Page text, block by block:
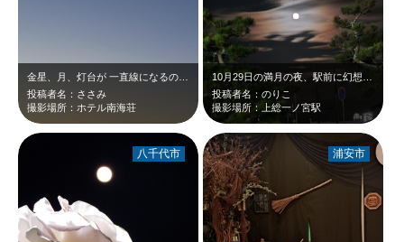
金星、月、灯台が 一直線になるのは、珍しいと ホテルの方に教えて頂きました…
投稿者名：ささみ
撮影場所：ホテル南海荘
投稿者名：のりこ
撮影場所：上総一ノ宮駅
八千代市 浦安市